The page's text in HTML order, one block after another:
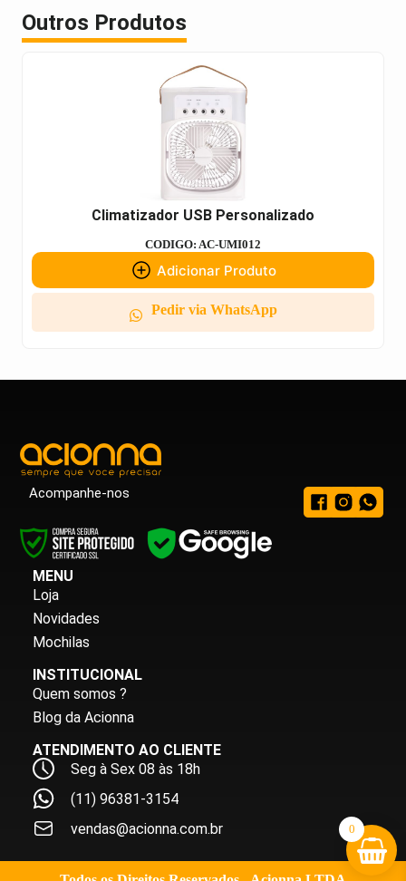
Outros Produtos
Climatizador USB Personalizado
CODIGO: AC-UMI012
Adicionar Produto
Pedir via WhatsApp
Acompanhe-nos
MENU
Loja
Novidades
Mochilas
INSTITUCIONAL
Quem somos ?
Blog da Acionna
ATENDIMENTO AO CLIENTE
Seg à Sex 08 às 18h
(11) 96381-3154
vendas@acionna.com.br
0